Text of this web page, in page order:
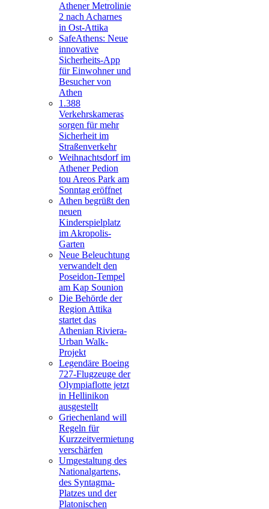
Athener Metrolinie
2 nach Acharnes
in Ost-Attika
SafeAthens: Neue
innovative
Sicherheits-App
für Einwohner und
Besucher von
Athen
1.388
Verkehrskameras
sorgen für mehr
Sicherheit im
Straßenverkehr
Weihnachtsdorf im
Athener Pedion
tou Areos Park am
Sonntag eröffnet
Athen begrüßt den
neuen
Kinderspielplatz
im Akropolis-
Garten
Neue Beleuchtung
verwandelt den
Poseidon-Tempel
am Kap Sounion
Die Behörde der
Region Attika
startet das
Athenian Riviera-
Urban Walk-
Projekt
Legendäre Boeing
727-Flugzeuge der
Olympiaflotte jetzt
in Hellinikon
ausgestellt
Griechenland will
Regeln für
Kurzzeitvermietung
verschärfen
Umgestaltung des
Nationalgartens,
des Syntagma-
Platzes und der
Platonischen